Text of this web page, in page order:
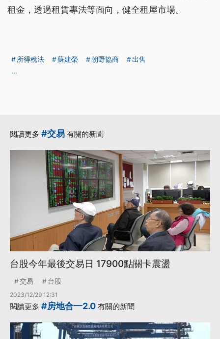
租金，透過租賃專法等面向，健全租屋市場。
所得稅法 蘇建榮 朝野協商
出售
...
閱讀更多 #交易 有關的新聞
台股今年最後交易日 17900點關卡震盪
交易 台股
2023/12/29 12:31
閱讀更多 #房地合一2.0 有關的新聞